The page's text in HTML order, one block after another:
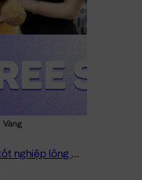
Vàng
Gấu Teddy tốt nghiệp lông xù 40cm